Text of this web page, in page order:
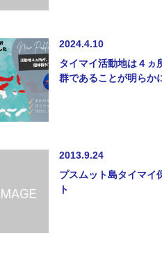
2024.4.10
タイマイ活動地は４ヵ
群であることが明らか
2013.9.24
プスムット島タイマイ
ト